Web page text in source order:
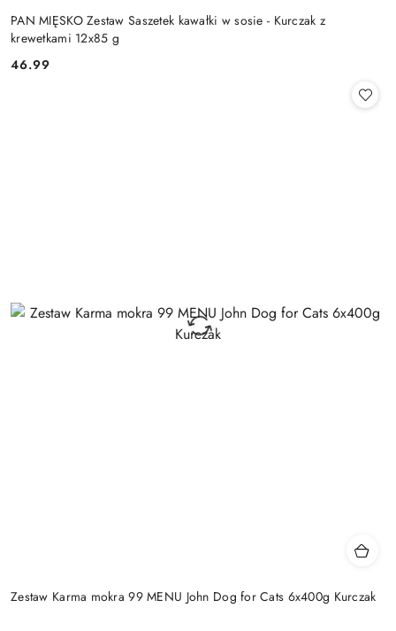
PAN MIĘSKO Zestaw Saszetek kawałki w sosie - Kurczak z
krewetkami 12x85 g
Cena:
46.99
Zestaw Karma mokra 99 MENU John Dog for Cats 6x400g Kurczak